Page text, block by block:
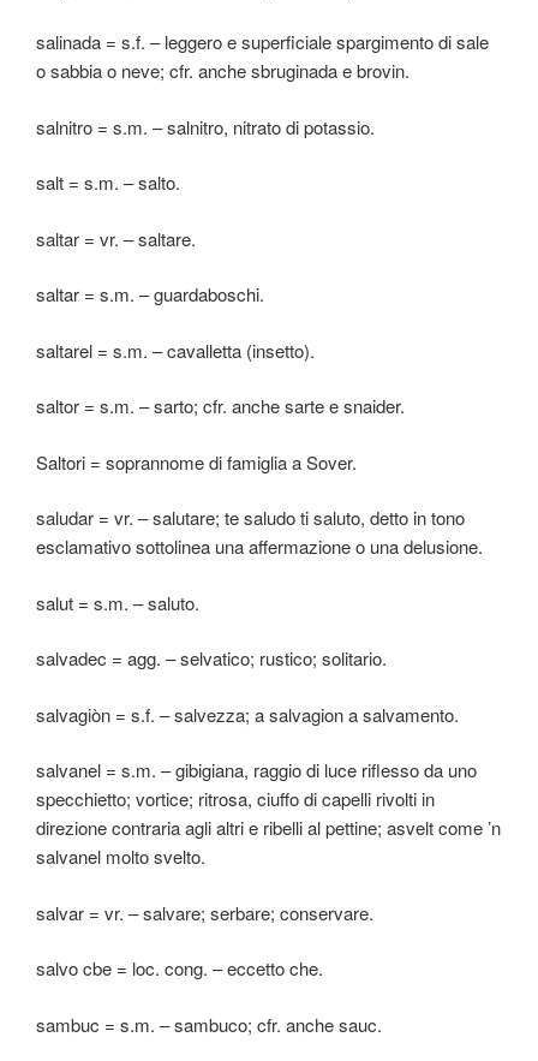
salinada = s.f. – leggero e superficiale spargimento di sale
o sabbia o neve; cfr. anche sbruginada e brovin.
salnitro = s.m. – salnitro, nitrato di potassio.
salt = s.m. – salto.
saltar = vr. – saltare.
saltar = s.m. – guardaboschi.
saltarel = s.m. – cavalletta (insetto).
saltor = s.m. – sarto; cfr. anche sarte e snaider.
Saltori = soprannome di famiglia a Sover.
saludar = vr. – salutare; te saludo ti saluto, detto in tono
esclamativo sottolinea una affermazione o una delusione.
salut = s.m. – saluto.
salvadec = agg. – selvatico; rustico; solitario.
salvagiòn = s.f. – salvezza; a salvagion a salvamento.
salvanel = s.m. – gibigiana, raggio di luce riflesso da uno
specchietto; vortice; ritrosa, ciuffo di capelli rivolti in
direzione contraria agli altri e ribelli al pettine; asvelt come ’n
salvanel molto svelto.
salvar = vr. – salvare; serbare; conservare.
salvo cbe = loc. cong. – eccetto che.
sambuc = s.m. – sambuco; cfr. anche sauc.